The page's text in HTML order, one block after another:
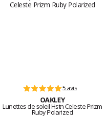
5 avis
OAKLEY
Lunettes de soleil Hstn Celeste Prizm
Ruby Polarized